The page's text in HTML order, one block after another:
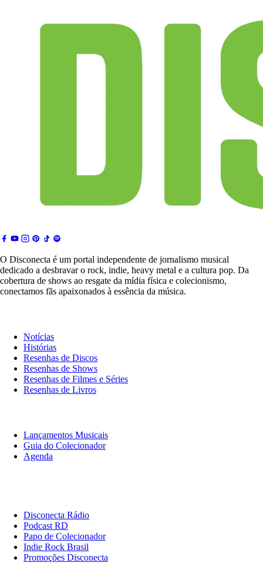
O Disconecta é um portal independente de jornalismo musical
dedicado a desbravar o rock, indie, heavy metal e a cultura pop. Da
cobertura de shows ao resgate da mídia física e colecionismo,
conectamos fãs apaixonados à essência da música.
Notícias
Histórias
Resenhas de Discos
Resenhas de Shows
Resenhas de Filmes e Séries
Resenhas de Livros
Lançamentos Musicais
Guia do Colecionador
Agenda
Disconecta Rádio
Podcast RD
Papo de Colecionador
Indie Rock Brasil
Promoções Disconecta